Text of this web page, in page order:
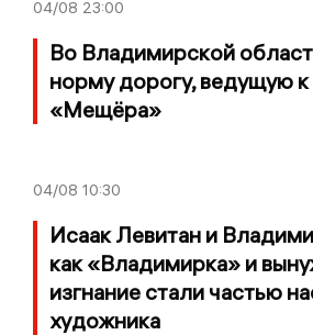
04/08 23:00
Во Владимирской
норму дорогу, ведущую к
«Мещёра»
04/08 10:30
Исаак Левитан и
как «Владимирка» и
изгнание стали частью
художника